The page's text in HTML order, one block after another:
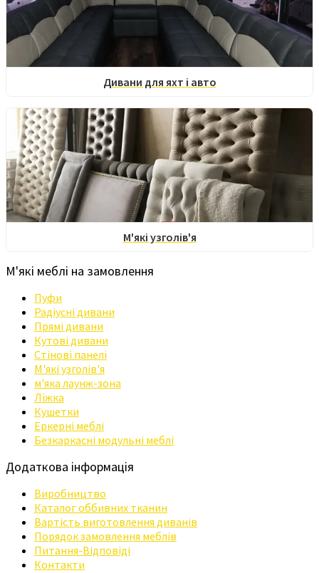
Дивани для яхт і авто
М'які узголів'я
М'які меблі на замовлення
Пуфи
Радіусні дивани
Прямі дивани
Кутові дивани
Стінові панелі
М'які узголів'я
м'яка лаунж-зона
Ліжка
Кушетки
Еркерні меблі
Безкаркасні модульні меблі
Додаткова інформація
Виробництво
Каталог оббивних тканин
Вартість виготовлення диванів
Порядок замовлення меблів
Питання-Відповіді
Контакти